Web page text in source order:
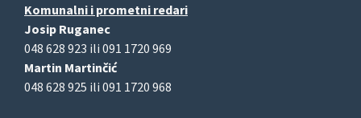
Komunalni i prometni redari
Josip Ruganec
048 628 923 ili 091 1720 969
Martin Martinčić
048 628 925 ili 091 1720 968